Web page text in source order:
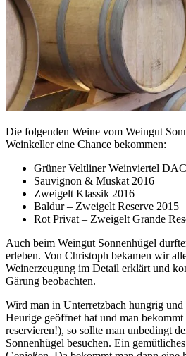
Die folgenden Weine vom Weingut
Weinkeller eine Chance bekommen:
Grüner Veltliner Weinviertel
Sauvignon & Muskat 2016
Zweigelt Klassik 2016
Baldur – Zweigelt Reserve 2015
Rot Privat – Zweigelt Grande
Auch beim Weingut Sonnenhügel
erleben. Von Christoph bekamen wir
Weinerzeugung im Detail erklärt und
Gärung beobachten.
Wird man in Unterretzbach hungrig und
Heurige geöffnet hat und man bekommt
reservieren!), so sollte man unbedingt
Sonnenhügel besuchen. Ein